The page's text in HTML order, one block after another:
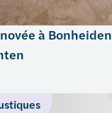
à Bonheiden